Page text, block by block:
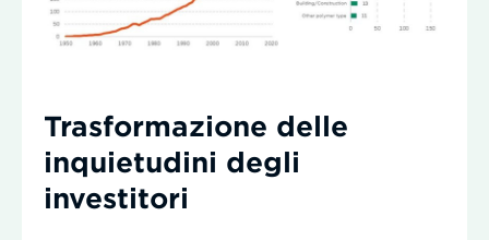
Trasformazione delle
inquietudini degli
investitori